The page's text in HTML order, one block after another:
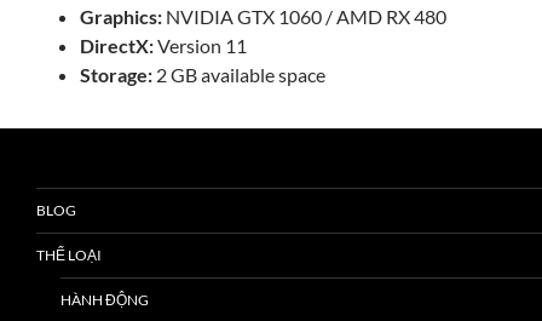
Graphics: NVIDIA GTX 1060 / AMD RX 480
DirectX:Version 11
Storage: 2 GB available space
BLOG
THỂ LOẠI
HÀNH ĐỘNG